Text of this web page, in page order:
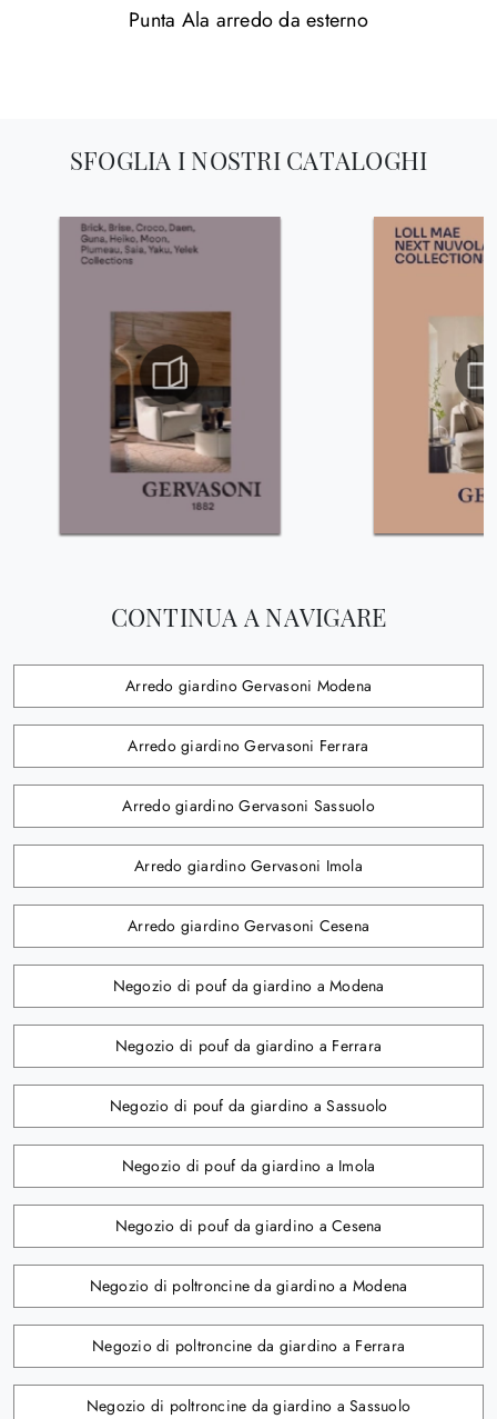
Punta Ala arredo da esterno
SFOGLIA I NOSTRI CATALOGHI
CONTINUA A NAVIGARE
Arredo giardino Gervasoni Modena
Arredo giardino Gervasoni Ferrara
Arredo giardino Gervasoni Sassuolo
Arredo giardino Gervasoni Imola
Arredo giardino Gervasoni Cesena
Negozio di pouf da giardino a Modena
Negozio di pouf da giardino a Ferrara
Negozio di pouf da giardino a Sassuolo
Negozio di pouf da giardino a Imola
Negozio di pouf da giardino a Cesena
Negozio di poltroncine da giardino a Modena
Negozio di poltroncine da giardino a Ferrara
Negozio di poltroncine da giardino a Sassuolo